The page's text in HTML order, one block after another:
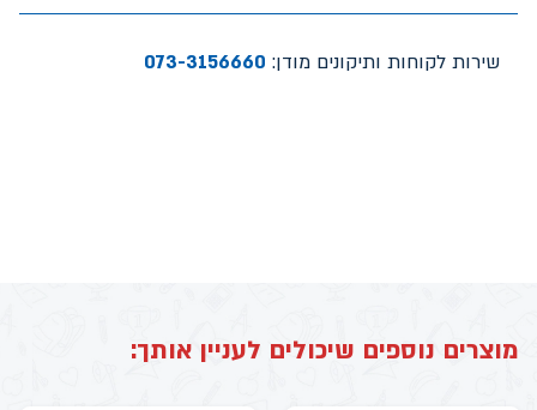
שירות לקוחות ותיקונים מודן: 073-3156660
מוצרים נוספים שיכולים לעניין אותך: